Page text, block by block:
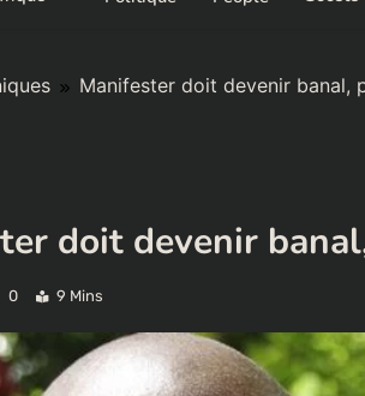
Manifester doit devenir banal,
doit devenir
0 9 Mins